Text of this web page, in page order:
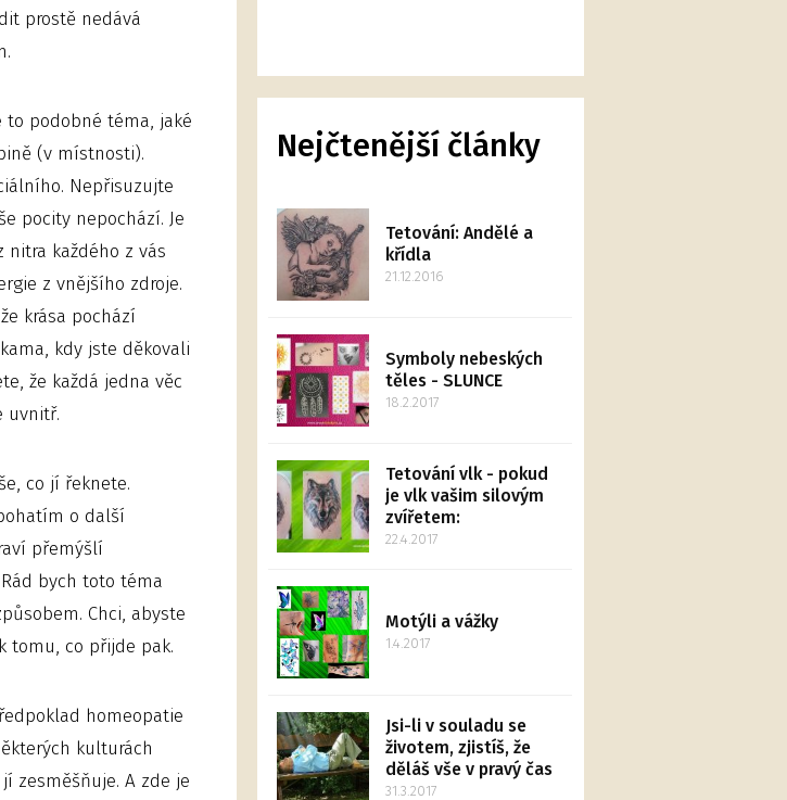
prostě nedává
to podobné téma, jaké
(v místnosti).
Nepřisuzujte
pocity nepochází. Je
nitra každého z vás
z vnějšího zdroje.
krása pochází
kdy jste děkovali
že každá jedna věc
uvnitř.
co jí řeknete.
o další
přemýšlí
bych toto téma
Chci, abyste
tomu, co přijde pak.
homeopatie
kulturách
zesměšňuje. A zde je
Nejčtenější články
Tetování: Andělé a
křídla
21.12.2016
Symboly nebeských
těles - SLUNCE
18.2.2017
Tetování vlk - pokud
je vlk vašim silovým
zvířetem:
22.4.2017
Motýli a vážky
1.4.2017
Jsi-li v souladu se
životem, zjistíš, že
děláš vše v pravý čas
31.3.2017